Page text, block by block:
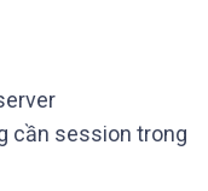
cần session trong